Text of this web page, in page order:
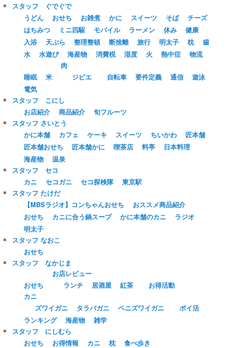
スタッフ ぐでぐで
うどん
おせち お雑煮 かに スイーツ そば
チーズ
はちみつ
ミニ四駆 モバイル ラーメン 休み
健康
入浴
天ぷら 整理整頓 断捨離 旅行 明太子 枕
歯
水
水遊び 海産物 消費税 湿度 火 熱中症 物流
睡眠 米
肉
ジビエ
自転車 要件定義 通信
遊泳
電気
スタッフ こにし
お店紹介
商品紹介
旬フルーツ
スタッフ さいとう
かに本舗
カフェ ケーキ スイーツ ちいかわ
匠本舗
匠本舗おせち
匠本舗かに 喫茶店 料亭
日本料理
海産物
温泉
スタッフ セコ
カニ
セコガニ セコ探検隊
東京駅
スタッフ たけだ
【MBSラジオ】コンちゃんおせち
おススメ商品紹介
おせち
カニに合う鍋スープ かに本舗のカニ
ラジオ
明太子
スタッフ なおこ
おせち
スタッフ なかじま
おせち
お店レビュー
ランチ
居酒屋 紅茶
お得活動
カニ
ズワイガニ
タラバガニ ベニズワイガニ
ポイ活
ランキング
海産物
雑学
スタッフ にしむら
おせち
お得情報 カニ 枕
食べ歩き